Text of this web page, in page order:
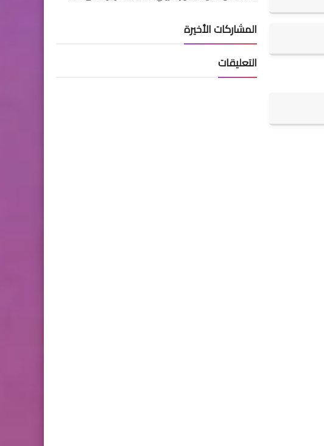
المشاركات الأخيرة
التعليقات